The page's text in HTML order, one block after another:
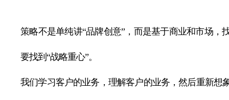
策略不是单纯讲“品牌创意”，而是基于商业和市场，
要找到“战略重心”。
我们学习客户的业务，理解客户的业务，然后重新想